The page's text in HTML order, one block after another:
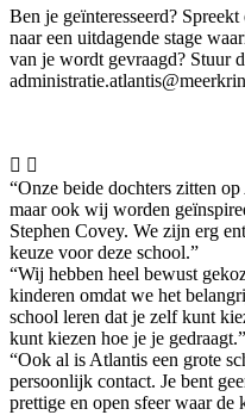
Ben je geïnteresseerd?
naar een uitdagende stage
van je wordt gevraagd? Stuur
 
“Onze beide dochters zitten
maar ook wij worden
Stephen Covey. We zijn erg
keuze voor deze school.”
“Wij hebben heel bewust
kinderen omdat we het
school leren dat je zelf kunt
kunt kiezen hoe je je gedraagt.”
“Ook al is Atlantis een grote
persoonlijk contact. Je bent
prettige en open sfeer waar